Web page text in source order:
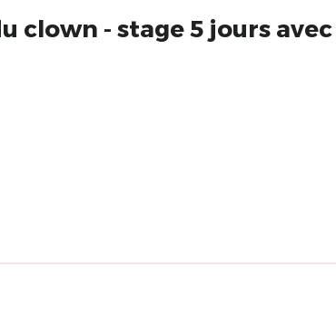
clown - stage 5 jours